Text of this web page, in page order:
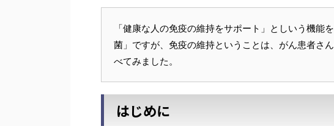
「健康な人の免疫の維持をサポート」としいう機能
菌」ですが、免疫の維持ということは、がん患者さ
べてみました。
はじめに